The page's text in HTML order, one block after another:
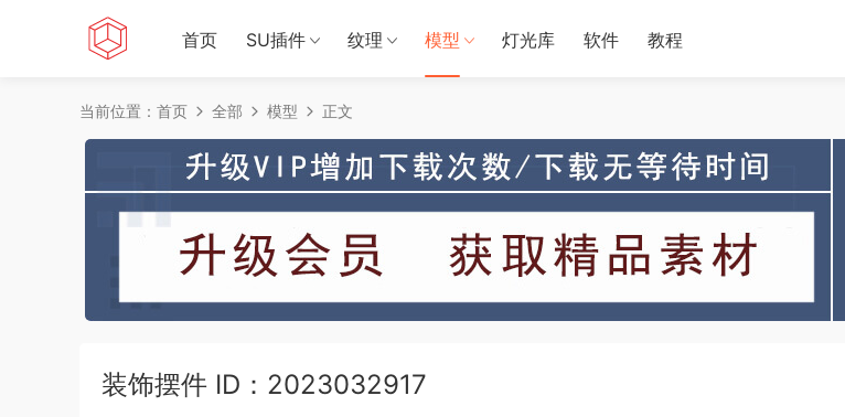
首页 SU插件 纹理 模型 灯光库 软件 教程
当前位置： 首页 全部 模型 正文
装饰摆件 ID：2023032917